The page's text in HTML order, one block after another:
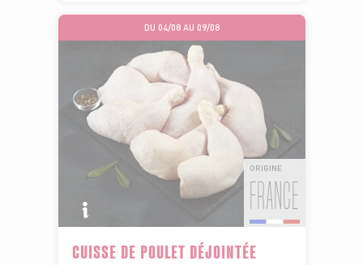
DU 04/08 AU 09/08
ORIGINE
FRANCE
CUISSE DE POULET DÉJOINTÉE